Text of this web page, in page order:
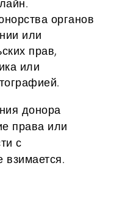
органов
или
прав,
или
донора
права или
с